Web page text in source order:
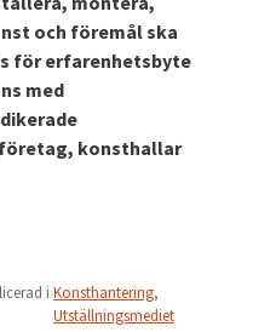
och föremål ska
för erfarenhetsbyte
med
konsthallar
i Konsthantering,
Utställningsmediet